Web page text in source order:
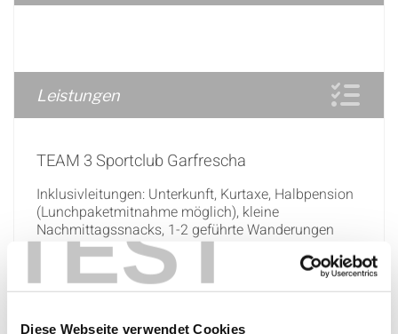
TEST
Diese Webseite verwendet Cookies
Leistungen
TEAM 3 Sportclub Garfrescha
Inklusivleitungen: Unterkunft, Kurtaxe, Halbpension
(Lunchpaketmitnahme möglich), kleine
Nachmittagssnacks, 1-2 geführte Wanderungen
oder Mountainbiketouren wie beschrieben,
kostenloser Mountainbikeverleih, TEAM 3
Reiseleitung und Programm, Kinderprogramm (6 -